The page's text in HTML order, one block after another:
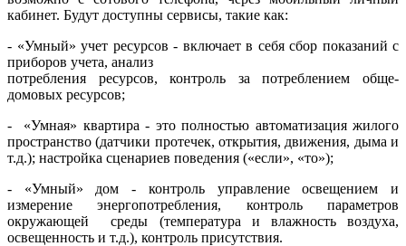
кабинет. Будут доступны сервисы, такие как:
- «Умный» учет ресурсов - включает в себя сбор показаний с
приборов учета, анализ
потребления ресурсов, контроль за потреблением обще-
домовых ресурсов;
- «Умная» квартира - это полностью автоматизация жилого
пространство (датчики протечек, открытия, движения, дыма и
т.д.); настройка сценариев поведения («если», «то»);
- «Умный» дом - контроль управление освещением и
измерение энергопотребления, контроль параметров
окружающей среды (температура и влажность воздуха,
освещенность и т.д.), контроль присутствия.